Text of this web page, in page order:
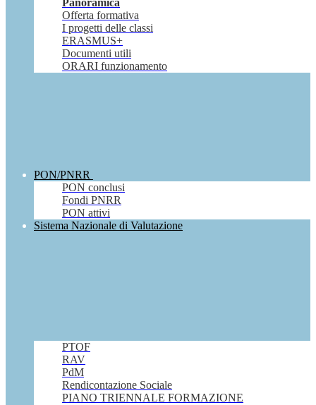
Panoramica
Offerta formativa
I progetti delle classi
ERASMUS+
Documenti utili
ORARI funzionamento
PON/PNRR
PON conclusi
Fondi PNRR
PON attivi
Sistema Nazionale di Valutazione
PTOF
RAV
PdM
Rendicontazione Sociale
PIANO TRIENNALE FORMAZIONE